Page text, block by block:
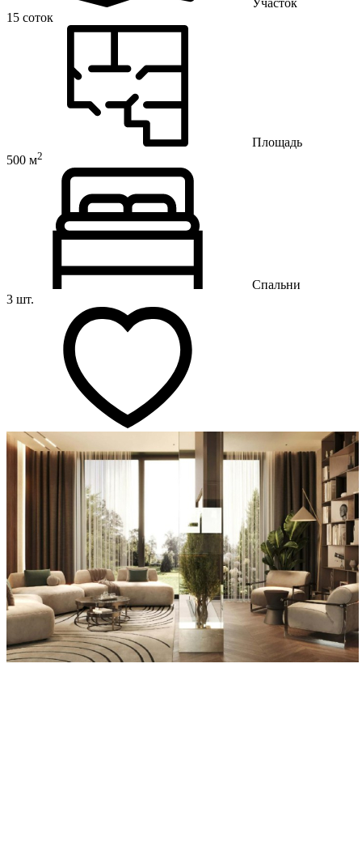
15 соток
Площадь
500 м2
Спальни
3 шт.